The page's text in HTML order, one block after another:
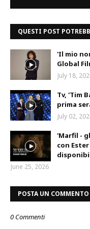
QUESTI POST
'Il mio
Global
July 18,
Tv, 'Tim
prima
July 02,
'Marfil -
con
June 25, 2026
POSTA UN COMMENTO
0 Commenti